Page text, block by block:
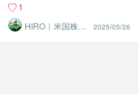
1
HIRO｜米国株×
兼業トレーダー
2025/05/26